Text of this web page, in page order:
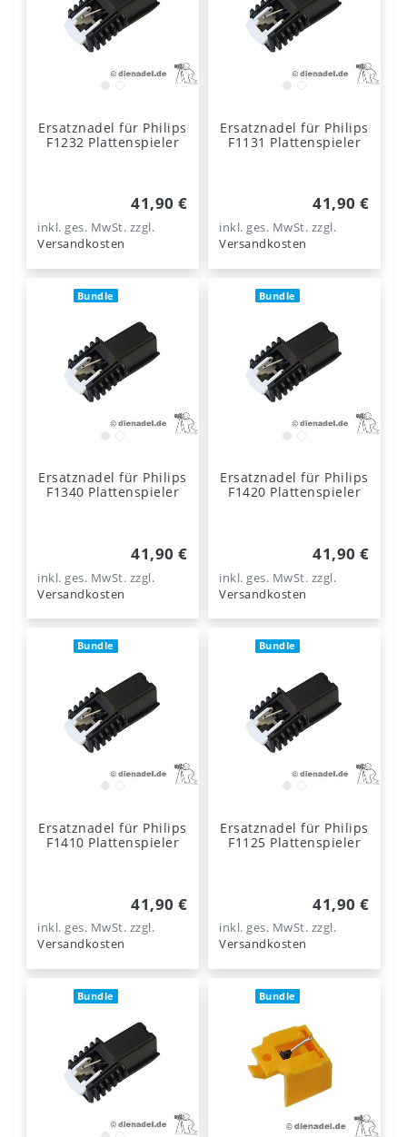
Ersatznadel für Philips
F1232 Plattenspieler
41,90 €
inkl. ges. MwSt. zzgl.
Versandkosten
Ersatznadel für Philips
F1131 Plattenspieler
41,90 €
inkl. ges. MwSt. zzgl.
Versandkosten
Bundle
Ersatznadel für Philips
F1340 Plattenspieler
41,90 €
inkl. ges. MwSt. zzgl.
Versandkosten
Bundle
Ersatznadel für Philips
F1420 Plattenspieler
41,90 €
inkl. ges. MwSt. zzgl.
Versandkosten
Bundle
Ersatznadel für Philips
F1410 Plattenspieler
41,90 €
inkl. ges. MwSt. zzgl.
Versandkosten
Bundle
Ersatznadel für Philips
F1125 Plattenspieler
41,90 €
inkl. ges. MwSt. zzgl.
Versandkosten
Bundle Bundle